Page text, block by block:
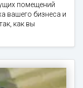
помещений
вашего бизнеса и
как вы